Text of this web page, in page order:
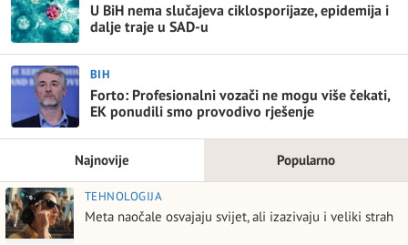
U BiH nema slučajeva ciklosporijaze, epidemija i
dalje traje u SAD-u
BIH
Forto: Profesionalni vozači ne mogu više čekati,
EK ponudili smo provodivo rješenje
Najnovije Popularno
TEHNOLOGIJA
Meta naočale osvajaju svijet, ali izazivaju i veliki strah